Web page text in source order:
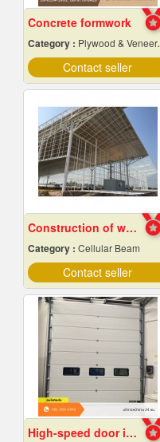
Concrete formwork
Category : Plywood & Veneer-Dealers
Contact seller
Construction of warehouse structure
Category : Cellular Beam
Contact seller
High-speed door installation contractor